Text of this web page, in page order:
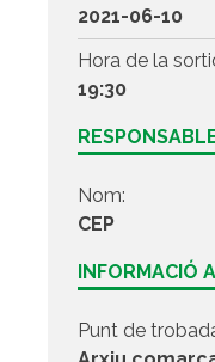
2021-06-10
Hora de la
19:30
Nom:
CEP
INFORMACIÓ
Punt de